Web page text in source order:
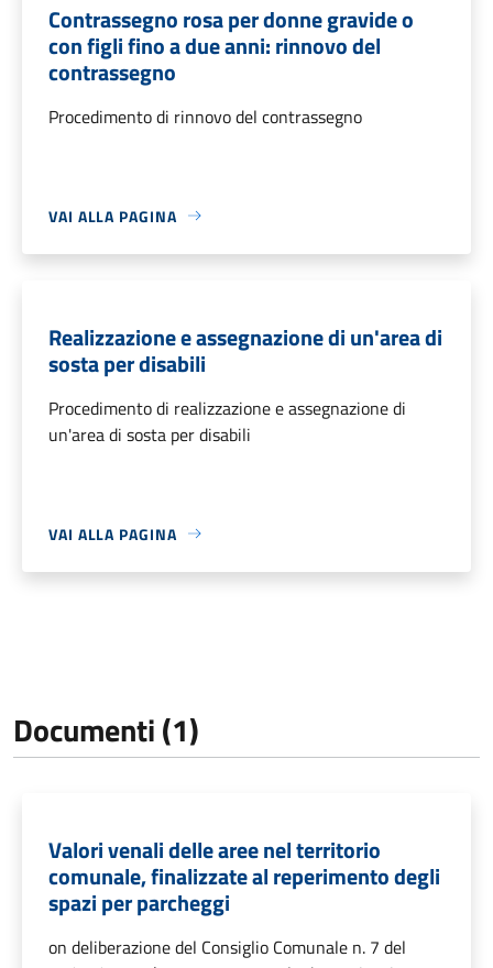
Contrassegno rosa per donne gravide o
con figli fino a due anni: rinnovo del
contrassegno
Procedimento di rinnovo del contrassegno
VAI ALLA PAGINA
Realizzazione e assegnazione di un'area di
sosta per disabili
Procedimento di realizzazione e assegnazione di
un'area di sosta per disabili
VAI ALLA PAGINA
Documenti (1)
Valori venali delle aree nel territorio
comunale, finalizzate al reperimento degli
spazi per parcheggi
on deliberazione del Consiglio Comunale n. 7 del